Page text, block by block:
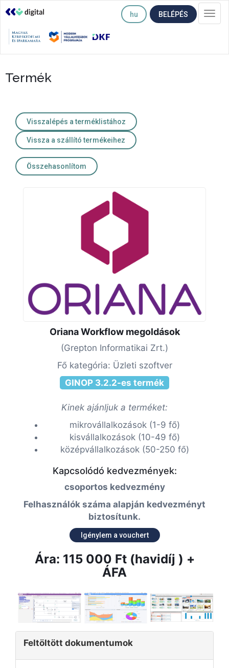
hu BELÉPÉS
Termék
Visszalépés a terméklistához
Vissza a szállító termékeihez
Összehasonlítom
Oriana Workflow megoldások
(Grepton Informatikai Zrt.)
Fő kategória: Üzleti szoftver
GINOP 3.2.2-es termék
Kinek ajánljuk a terméket:
mikrovállalkozások (1-9 fő)
kisvállalkozások (10-49 fő)
középvállalkozások (50-250 fő)
Kapcsolódó kedvezmények:
csoportos kedvezmény
Felhasználók száma alapján kedvezményt
biztosítunk.
Igénylem a vouchert
Ára: 115 000 Ft (havidíj ) +
ÁFA
Feltöltött dokumentumok